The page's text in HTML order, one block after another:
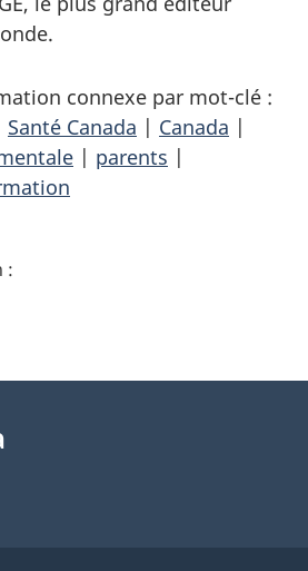
connexe par mot-clé :
Santé Canada | Canada |
| parents |